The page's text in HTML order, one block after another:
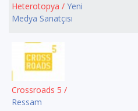
Heterotopya / Yeni
Medya Sanatçısı
Crossroads 5 /
Ressam